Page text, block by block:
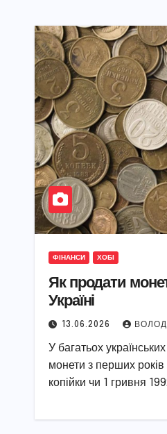
ФІНАНСИ ХОБІ
Як продати
Україні
13.06.2026
У багатьох
монети з перших років
копійки чи 1 гривня